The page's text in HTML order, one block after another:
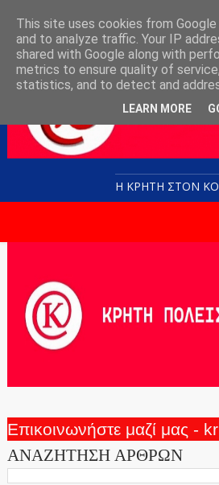
Η ΚΡΗΤΗ ΣΤΟN
Επικοινωνήστε μαζί μας -
ΑΝΑΖΗΤΗΣΗ ΑΡΘΡΩΝ
This site uses cookies from
and to analyze traffic. Your IP
shared with Google along with
metrics to ensure quality of
statistics, and to detect and
LEARN MORE